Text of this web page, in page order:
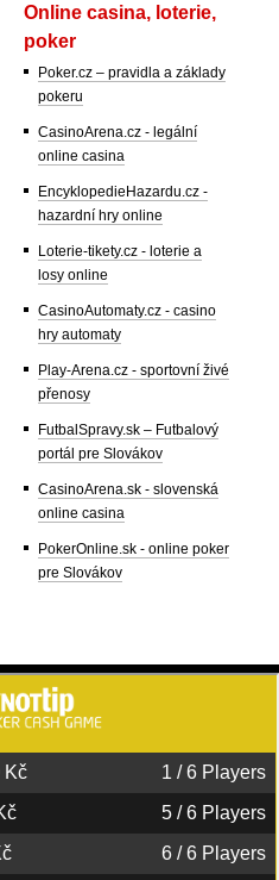
Online casina, loterie,
poker
Poker.cz – pravidla a základy
pokeru
CasinoArena.cz - legální
online casina
EncyklopedieHazardu.cz -
hazardní hry online
Loterie-tikety.cz - loterie a
losy online
CasinoAutomaty.cz - casino
hry automaty
Play-Arena.cz - sportovní živé
přenosy
FutbalSpravy.sk – Futbalový
portál pre Slovákov
CasinoArena.sk - slovenská
online casina
PokerOnline.sk - online poker
pre Slovákov